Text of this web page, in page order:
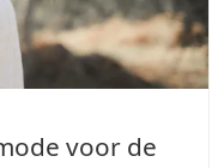
voor de